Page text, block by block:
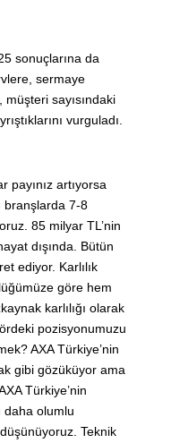
sonuçlarına da
sermaye
sayısındaki
vurguladı.
payınız artıyorsa
branşlarda 7-8
85 milyar TL’nin
dışında. Bütün
ediyor. Karlılık
göre hem
karlılığı olarak
pozisyonumuzu
AXA Türkiye’nin
gibi gözüküyor ama
Türkiye’nin
daha olumlu
Teknik